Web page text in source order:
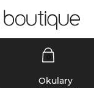
Okulary